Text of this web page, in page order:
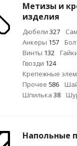
Метизы и
изделия
Дюбели 327
Анкеры 157
Винты 132
Гвозди 124
Крепежные
Прочее 586
Шпилька 38
Напольные